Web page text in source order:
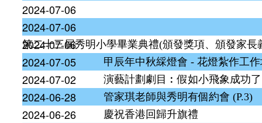
2024-07-06
第二十三屆秀明小學畢業典禮(校長致歡迎詞、頒
2024-07-06
第二十三屆秀明小學畢業典禮(頒發獎項、頒發家
2024-07-06
第二十三屆秀明小學畢業典禮(薪火相傳禮、畢業
2024-07-05 甲辰年中秋綵燈會 - 花燈紮作工
2024-07-02 演藝計劃劇目︰假如小飛象成功了
2024-06-28 管家琪老師與秀明有個約會 (P.3)
2024-06-26 慶祝香港回歸升旗禮